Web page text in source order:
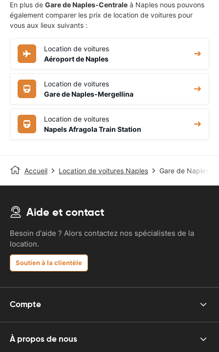
En plus de Gare de Naples-Centrale à Naples nous pouvons
également comparer les prix de location de voitures pour
vous aux lieux suivants :
Location de voitures
Aéroport de Naples
Location de voitures
Gare de Naples-Mergellina
Location de voitures
Napels Afragola Train Station
Accueil Location de voitures Naples Gare de Naples-
Aide et contact
Besoin d'aide ? Alors contactez nos spécialistes de la
location.
Soutien à la clientèle
Compte
À propos de nous